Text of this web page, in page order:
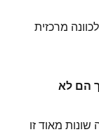
מרכזית
הם לא
מאוד זו